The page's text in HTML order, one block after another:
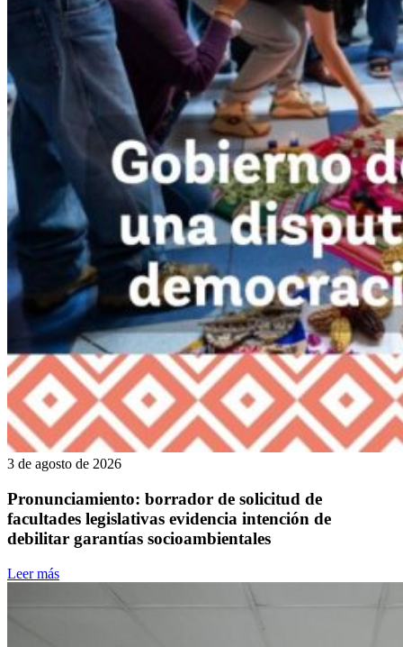
3 de agosto de 2026
Pronunciamiento: borrador de solicitud de
facultades legislativas evidencia intención de
debilitar garantías socioambientales
Leer más